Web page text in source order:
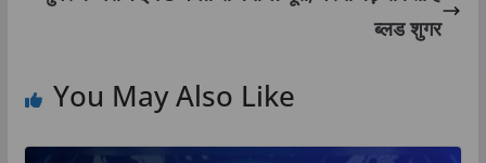
ब्लड शुगर
You May Also Like